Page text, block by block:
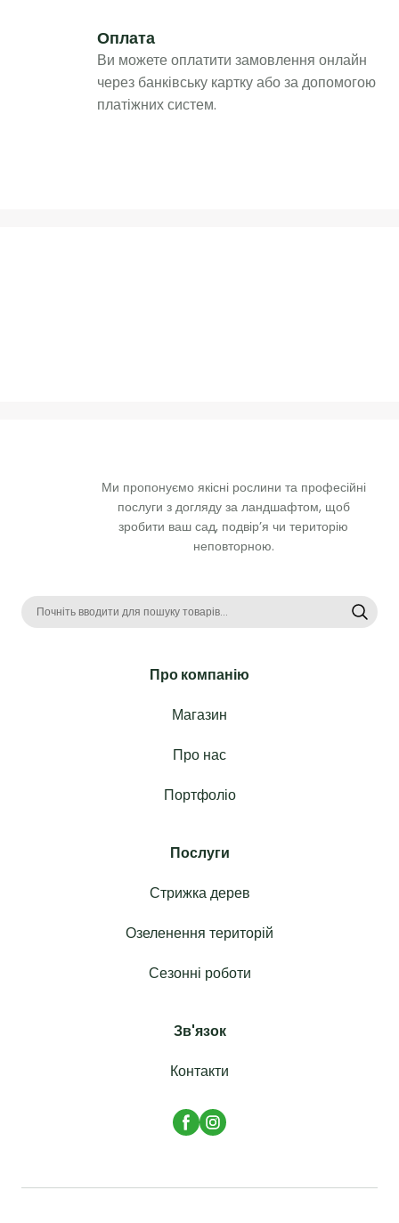
Оплата
Ви можете оплатити замовлення онлайн
через банківську картку або за допомогою
платіжних систем.
Ми пропонуємо якісні рослини та професійні
послуги з догляду за ландшафтом, щоб
зробити ваш сад, подвір’я чи територію
неповторною.
Про компанію
Магазин
Про нас
Портфоліо
Послуги
Стрижка дерев
Озеленення територій
Сезонні роботи
Зв'язок
Контакти